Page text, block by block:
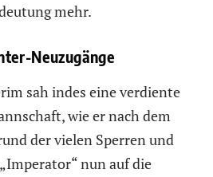
mehr.
Neuzugänge
sah indes eine verdiente
wie er nach dem
der vielen Sperren und
nun auf die